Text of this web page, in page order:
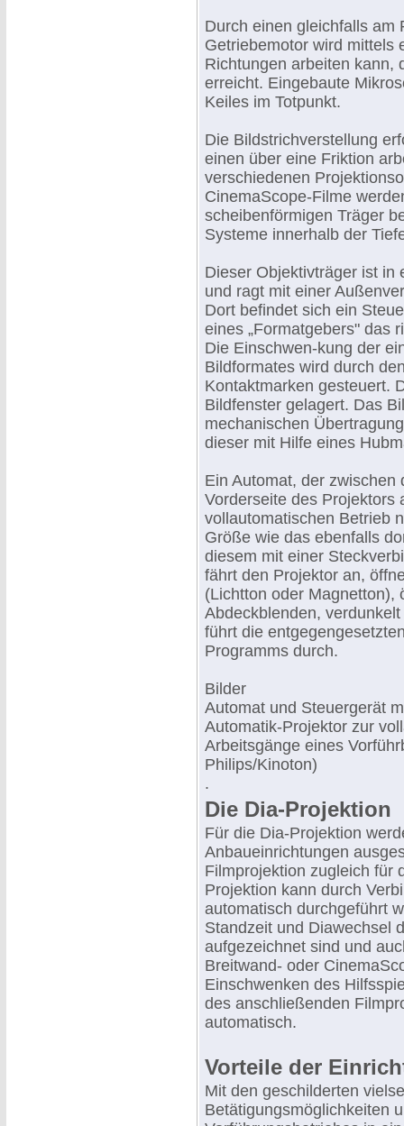
Durch einen gleichfalls am
Getriebemotor wird mittels
Richtungen arbeiten kann,
erreicht. Eingebaute
Keiles im Totpunkt.
Die Bildstrichverstellung
einen über eine Friktion
verschiedenen
CinemaScope-Filme
scheibenförmigen Träger
Systeme innerhalb der
Dieser Objektivträger ist in
und ragt mit einer
Dort befindet sich ein
eines „Formatgebers" das
Die Einschwen-kung der
Bildformates wird durch
Kontaktmarken gesteuert.
Bildfenster gelagert. Das
mechanischen
dieser mit Hilfe eines
Ein Automat, der
Vorderseite des Projektors
vollautomatischen Betrieb
Größe wie das ebenfalls
diesem mit einer
fährt den Projektor an,
(Lichtton oder Magnetton),
Abdeckblenden,
führt die
Programms durch.
Bilder
Automat und Steuergerät
Automatik-Projektor zur
Arbeitsgänge eines
Philips/Kinoton)
.
Die Dia-Projektion
Für die Dia-Projektion
Anbaueinrichtungen
Filmprojektion zugleich für
Projektion kann durch
automatisch durchgeführt
Standzeit und Diawechsel
aufgezeichnet sind und
Breitwand- oder
Einschwenken des
des anschließenden
automatisch.
Vorteile der
Mit den geschilderten
Betätigungsmöglichkeiten